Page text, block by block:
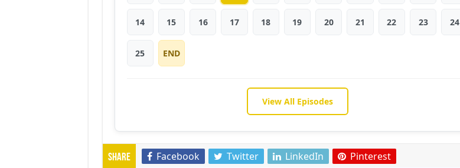
14 15 16 17 18 19 20 21 22 23 24
25 END
View All Episodes
Share Facebook Twitter LinkedIn Pinterest